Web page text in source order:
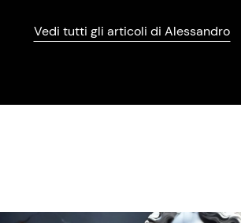
Vedi tutti gli articoli di Alessandro